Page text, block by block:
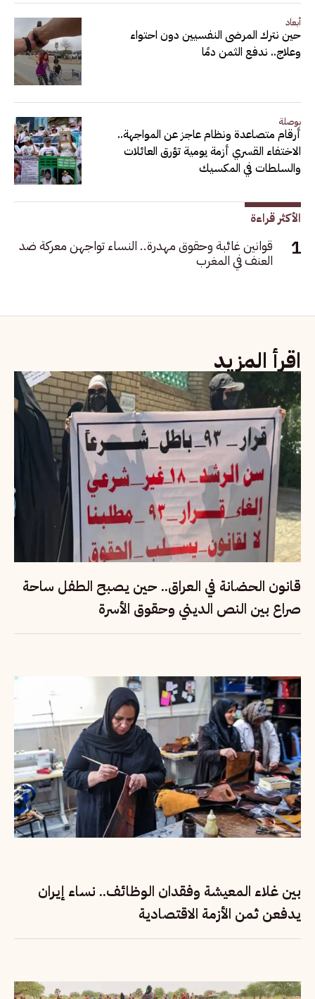
أبعاد
حين نترك المرضى النفسيين دون احتواء
وعلاج.. ندفع الثمن دمًا
بوصلة
أرقام متصاعدة ونظام عاجز عن المواجهة..
الاختفاء القسري أزمة يومية تؤرق العائلات
والسلطات في المكسيك
الأكثر قراءة
قوانين غائبة وحقوق مهدرة.. النساء تواجهن معركة ضد
العنف في المغرب
اقرأ المزيد
قانون الحضانة في العراق.. حين يصبح الطفل ساحة
صراع بين النص الديني وحقوق الأسرة
بين غلاء المعيشة وفقدان الوظائف.. نساء إيران
يدفعن ثمن الأزمة الاقتصادية